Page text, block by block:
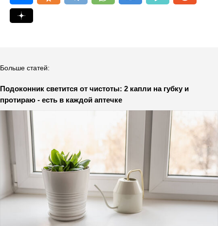
Больше статей:
Подоконник светится от чистоты: 2 капли на губку и
протираю - есть в каждой аптечке